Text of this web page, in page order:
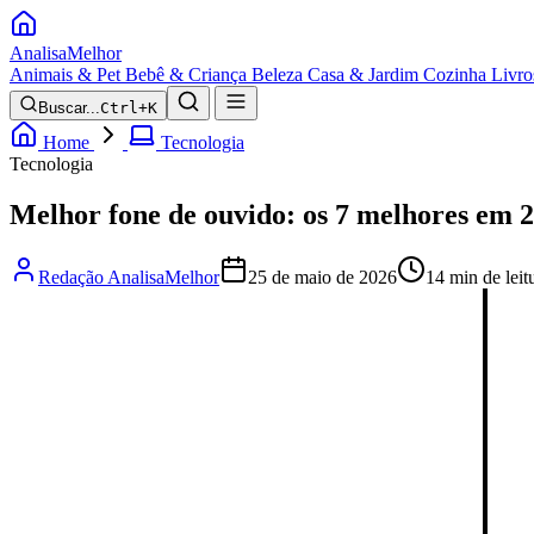
AnalisaMelhor
Animais & Pet Bebê & Criança Beleza Casa & Jardim Cozinha
Buscar...Ctrl+K
Home
Tecnologia
Tecnologia
Melhor fone de ouvido: os 7 melhores em
Redação AnalisaMelhor 25 de maio de 2026 14 min de